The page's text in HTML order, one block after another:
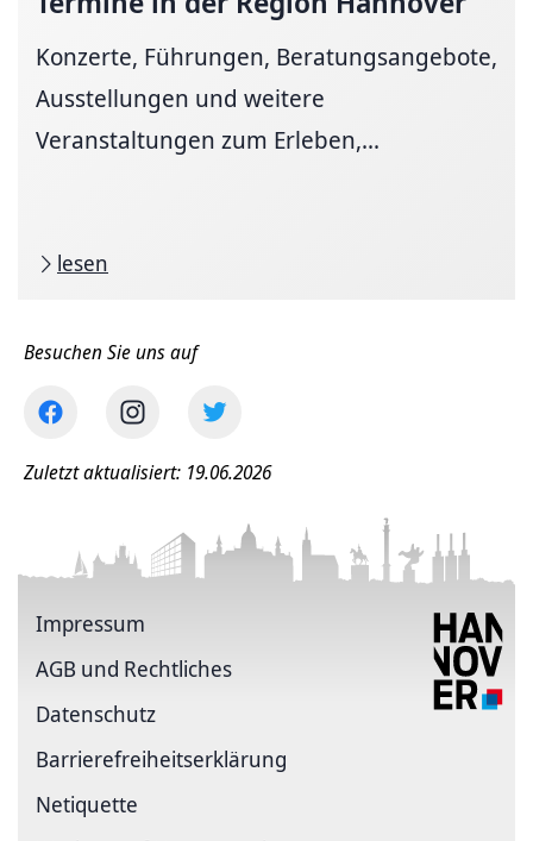
Konzerte, Führungen, Beratungsangebote,
Ausstellungen und weitere
Veranstaltungen zum Erleben,...
lesen
Besuchen Sie uns auf
Zuletzt aktualisiert: 19.06.2026
Impressum
AGB und Rechtliches
Datenschutz
Barriere­freiheits­erklärung
Netiquette